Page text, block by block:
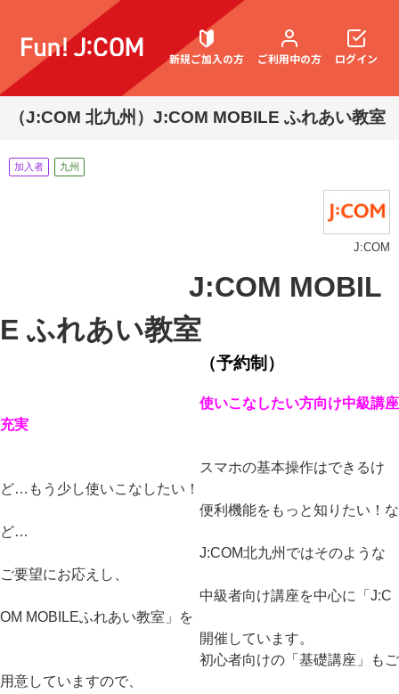
新規ご加入の方 ご利用中の方 ログイン
（J:COM 北九州）J:COM MOBILE ふれあい教室
加入者 九州
J:COM
J:COM MOBIL
E ふれあい教室
（予約制）
使いこなしたい方向け中級講座
充実
スマホの基本操作はできるけ
ど…もう少し使いこなしたい！
便利機能をもっと知りたい！な
ど…
J:COM北九州ではそのような
ご要望にお応えし、
中級者向け講座を中心に「J:C
OM MOBILEふれあい教室」を
開催しています。
初心者向けの「基礎講座」もご
用意していますので、